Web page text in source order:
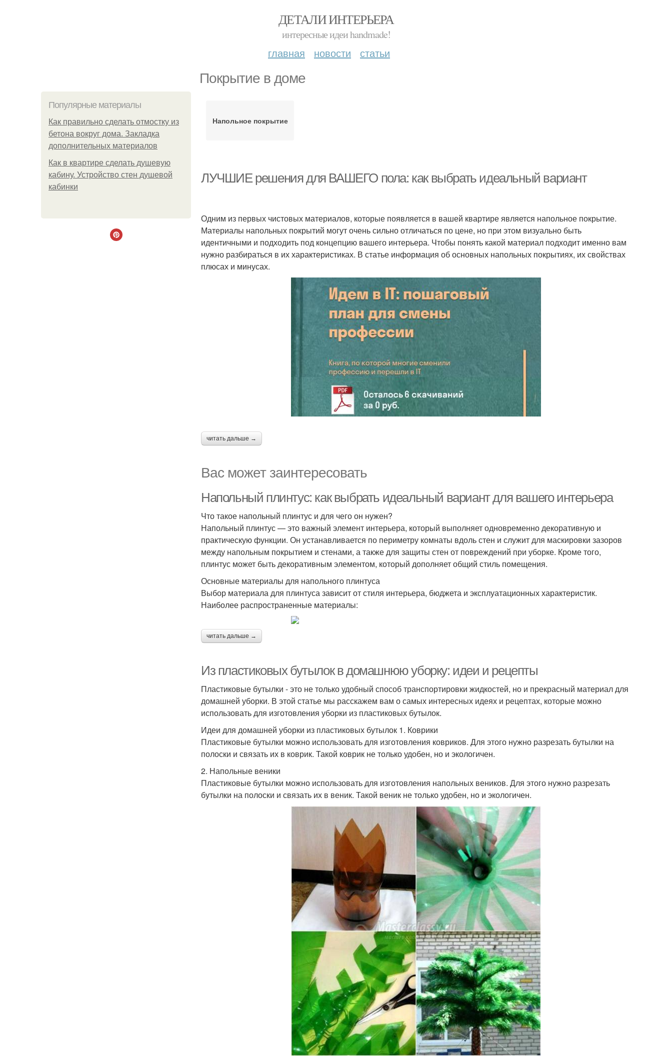
ДЕТАЛИ ИНТЕРЬЕРА
интересные идеи handmade!
главная новости статьи
Покрытие в доме
Популярные материалы
Как правильно сделать отмостку из
бетона вокруг дома. Закладка
дополнительных материалов
Как в квартире сделать душевую
кабину. Устройство стен душевой
кабинки
Напольное покрытие
ЛУЧШИЕ решения для ВАШЕГО пола: как выбрать идеальный вариант
Одним из первых чистовых материалов, которые появляется в вашей квартире является напольное покрытие.
Материалы напольных покрытий могут очень сильно отличаться по цене, но при этом визуально быть
идентичными и подходить под концепцию вашего интерьера. Чтобы понять какой материал подходит именно вам
нужно разбираться в их характеристиках. В статье информация об основных напольных покрытиях, их свойствах
плюсах и минусах.
читать дальше →
Вас может заинтересовать
Напольный плинтус: как выбрать идеальный вариант для вашего интерьера
Что такое напольный плинтус и для чего он нужен?
Напольный плинтус — это важный элемент интерьера, который выполняет одновременно декоративную и
практическую функции. Он устанавливается по периметру комнаты вдоль стен и служит для маскировки зазоров
между напольным покрытием и стенами, а также для защиты стен от повреждений при уборке. Кроме того,
плинтус может быть декоративным элементом, который дополняет общий стиль помещения.
Основные материалы для напольного плинтуса
Выбор материала для плинтуса зависит от стиля интерьера, бюджета и эксплуатационных характеристик.
Наиболее распространенные материалы:
читать дальше →
Из пластиковых бутылок в домашнюю уборку: идеи и рецепты
Пластиковые бутылки - это не только удобный способ транспортировки жидкостей, но и прекрасный материал для
домашней уборки. В этой статье мы расскажем вам о самых интересных идеях и рецептах, которые можно
использовать для изготовления уборки из пластиковых бутылок.
Идеи для домашней уборки из пластиковых бутылок 1. Коврики
Пластиковые бутылки можно использовать для изготовления ковриков. Для этого нужно разрезать бутылки на
полоски и связать их в коврик. Такой коврик не только удобен, но и экологичен.
2. Напольные веники
Пластиковые бутылки можно использовать для изготовления напольных веников. Для этого нужно разрезать
бутылки на полоски и связать их в веник. Такой веник не только удобен, но и экологичен.